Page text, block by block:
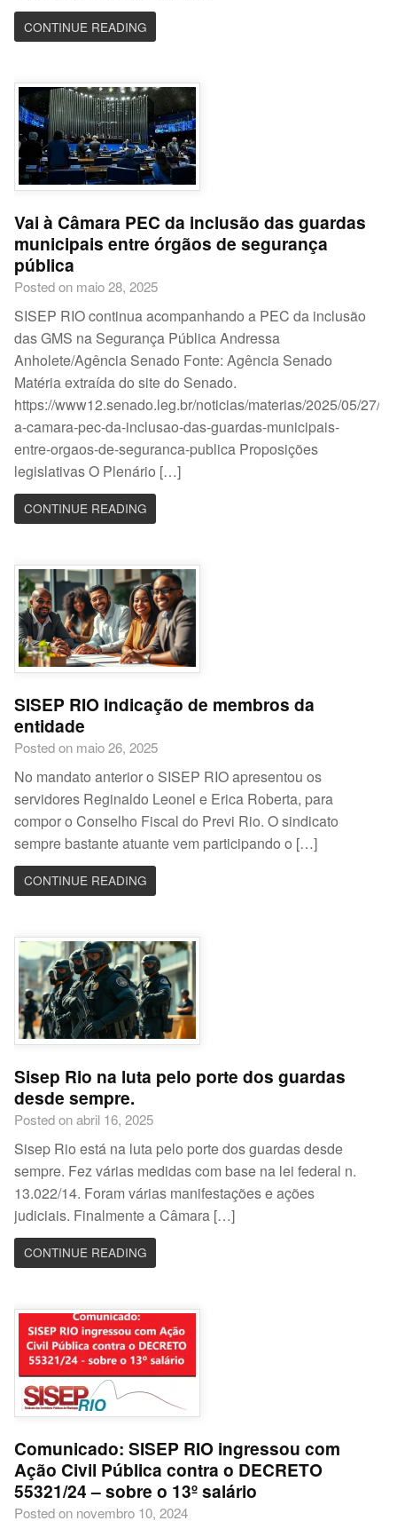
CONTINUE READING
Vai à Câmara PEC da inclusão das guardas
municipais entre órgãos de segurança
pública
Posted on maio 28, 2025
SISEP RIO continua acompanhando a PEC da inclusão
das GMS na Segurança Pública Andressa
Anholete/Agência Senado Fonte: Agência Senado
Matéria extraída do site do Senado.
https://www12.senado.leg.br/noticias/materias/2025/05/27/
a-camara-pec-da-inclusao-das-guardas-municipais-
entre-orgaos-de-seguranca-publica Proposições
legislativas O Plenário […]
CONTINUE READING
SISEP RIO indicação de membros da
entidade
Posted on maio 26, 2025
No mandato anterior o SISEP RIO apresentou os
servidores Reginaldo Leonel e Erica Roberta, para
compor o Conselho Fiscal do Previ Rio. O sindicato
sempre bastante atuante vem participando o […]
CONTINUE READING
Sisep Rio na luta pelo porte dos guardas
desde sempre.
Posted on abril 16, 2025
Sisep Rio está na luta pelo porte dos guardas desde
sempre. Fez várias medidas com base na lei federal n.
13.022/14. Foram várias manifestações e ações
judiciais. Finalmente a Câmara […]
CONTINUE READING
Comunicado: SISEP RIO ingressou com
Ação Civil Pública contra o DECRETO
55321/24 – sobre o 13º salário
Posted on novembro 10, 2024